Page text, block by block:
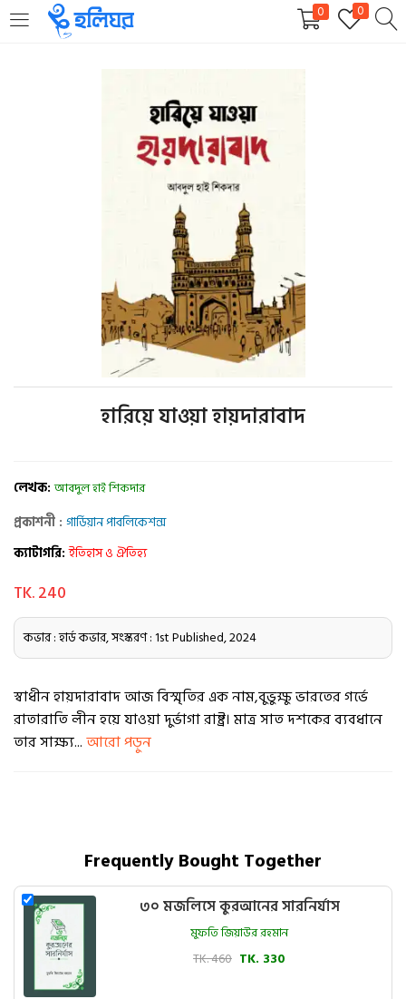
0 0
LOGIN REGISTER
Enter your username and password to login.
Login
Lost password?
হারিয়ে যাওয়া হায়দারাবাদ
লেখক:আবদুল হাই শিকদার
প্রকাশনী : গার্ডিয়ান পাবলিকেশন্স
ক্যাটাগরি:ইতিহাস ও ঐতিহ্য
TK. 240
কভার : হার্ড কভার, সংস্করণ : 1st Published, 2024
স্বাধীন হায়দারাবাদ আজ বিস্মৃতির এক নাম,বুভুক্ষু ভারতের গর্ভে
রাতারাতি লীন হয়ে যাওয়া দুর্ভাগা রাষ্ট্র। মাত্র সাত দশকের ব্যবধানে
তার সাক্ষ্য...আরো পড়ুন
Frequently Bought Together
৩০ মজলিসে কুরআনের সারনির্যাস
মুফতি জিয়াউর রহমান
TK. 460 TK. 330